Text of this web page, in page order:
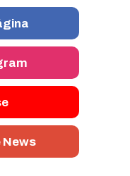
News